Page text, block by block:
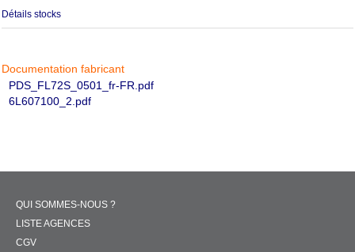
Détails stocks
Documentation fabricant
PDS_FL72S_0501_fr-FR.pdf
6L607100_2.pdf
QUI SOMMES-NOUS ?
LISTE AGENCES
CGV